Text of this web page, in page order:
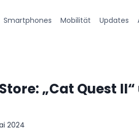
Smartphones Mobilität Updates
„Cat Quest
2024